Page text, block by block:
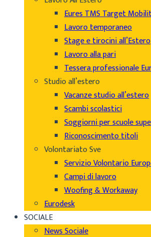
Eures TMS Target
Lavoro temporaneo
Stage e tirocini all’Estero
Lavoro alla pari
Tessera professionale
Studio all’estero
Vacanze studio all’estero
Scambi scolastici
Soggiorni per scuole
Riconoscimento titoli
Volontariato Sve
Servizio Volontario
Campi di lavoro
Woofing & Workaway
Eurodesk
SOCIALE
News Sociale